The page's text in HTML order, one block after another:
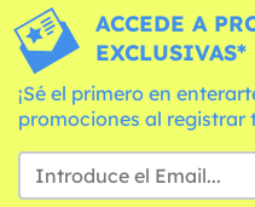
ACCEDE A
EXCLUSIVAS*
¡Sé el primero en
promociones al registrar